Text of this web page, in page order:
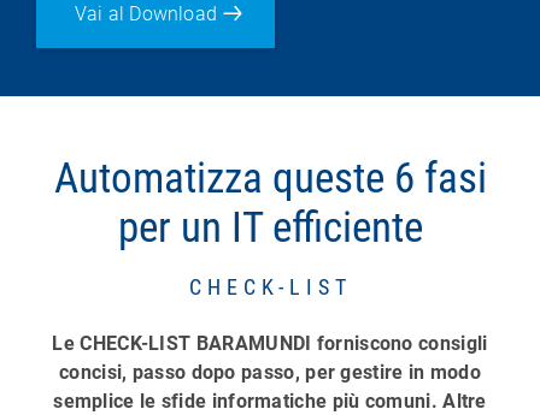
Vai al Download
Automatizza queste 6 fasi
per un IT efficiente
CHECK-LIST
Le CHECK-LIST BARAMUNDI forniscono consigli
concisi, passo dopo passo, per gestire in modo
semplice le sfide informatiche più comuni. Altre